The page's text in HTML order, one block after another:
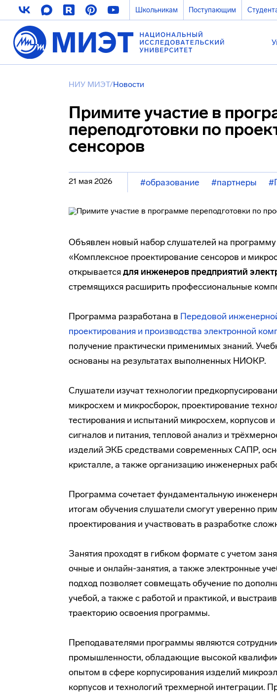
Школьникам Поступающим
НИУ МИЭТ/Новости
Примите участие в
переподготовки по
сенсоров
21 мая 2026 #образование #партнеры
Объявлен новый набор слушателей на
«Комплексное проектирование сенсоров и
открываетсядля инженеров предприятий
стремящихся расширить профессиональные
Программа разработана в Передовой
проектирования и производства электронной
получение практически применимых знаний.
основаны на результатах выполненных НИОКР.
Слушатели изучат технологии
микросхем и микросборок, проектирование
тестирования и испытаний микросхем, корпусов
сигналов и питания, тепловой анализ и
изделий ЭКБ средствами современных САПР,
кристалле, а также организацию инженерных
Программа сочетает фундаментальную
итогам обучения слушатели смогут уверенно
проектирования и участвовать в разработке
Занятия проходят в гибком формате с учетом
очные и онлайн-занятия, а также электронные
подход позволяет совмещать обучение по
учебой, а также с работой и практикой, и
траекторию освоения программы.
Преподавателями программы являются
промышленности, обладающие высокой
опытом в сфере корпусирования изделий
корпусов и технологий трехмерной интеграции.